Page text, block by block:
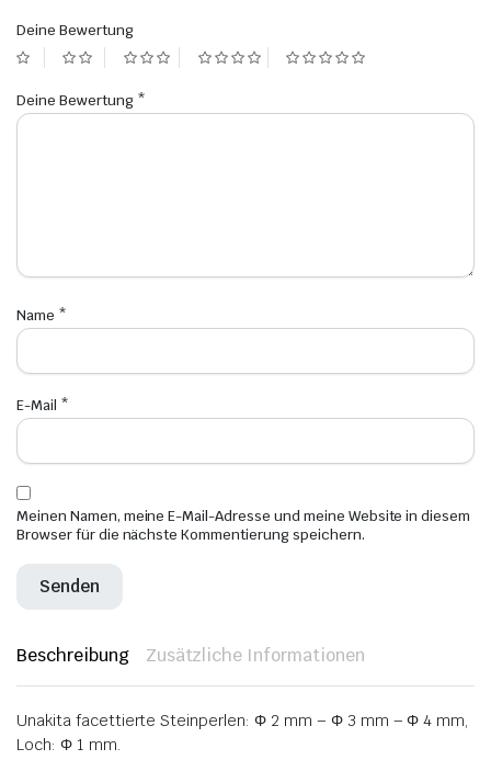
Deine Bewertung
Deine Bewertung *
Name *
E-Mail *
Meinen Namen, meine E-Mail-Adresse und meine Website in diesem
Browser für die nächste Kommentierung speichern.
Beschreibung Zusätzliche Informationen
Unakita facettierte Steinperlen: Φ 2 mm – Φ 3 mm – Φ 4 mm,
Loch: Φ 1 mm.